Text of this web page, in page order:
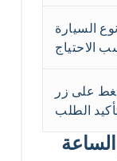
السيارة
الاحتياج
على زر
الطلب